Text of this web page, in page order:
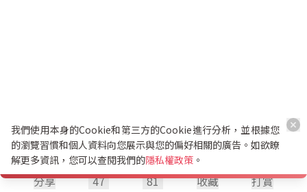
分享 47 81 收藏 打賞
我們使用本身的Cookie和第三方的Cookie進行分析，並根據您
的瀏覽習慣和個人資料向您展示與您的偏好相關的廣告。如欲瞭
解更多資訊，您可以查閱我們的隱私權政策 。